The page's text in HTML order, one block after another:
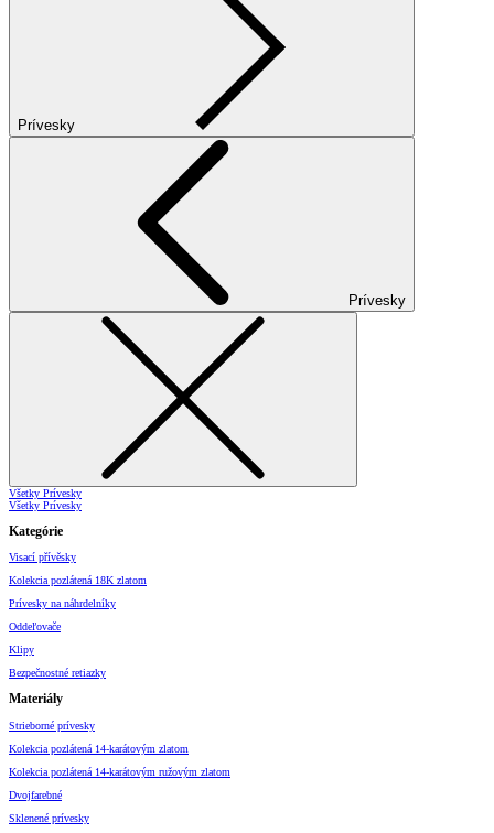
Prívesky
Prívesky
Všetky Prívesky
Všetky Prívesky
Kategórie
Visací přívěsky
Kolekcia pozlátená 18K zlatom
Prívesky na náhrdelníky
Oddeľovače
Klipy
Bezpečnostné retiazky
Materiály
Strieborné prívesky
Kolekcia pozlátená 14-karátovým zlatom
Kolekcia pozlátená 14-karátovým ružovým zlatom
Dvojfarebné
Sklenené prívesky